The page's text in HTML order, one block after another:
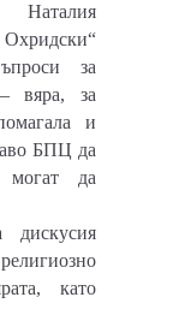
за
вяра, за
и
БПЦ да
могат да
дискусия
като